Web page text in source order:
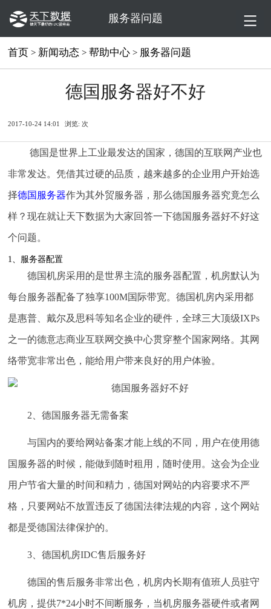
服务器问题
首页 > 新闻动态 >帮助中心 > 服务器问题
德国服务器好不好
2017-10-24 14:01 浏览: 次
德国是世界上工业最发达的国家，德国的互联网产业也
非常发达。凭借其过硬的品质，越来越多的企业用户开始选
择德国服务器作为其外贸服务器，那么德国服务器究竟怎么
样？现在就让天下数据为大家回答一下德国服务器好不好这
个问题。
1、服务器配置
德国机房采用的是世界主流的服务器配置，机房默认为
每台服务器配备了独享100M国际带宽。德国机房内采用都
是惠普、戴尔及思科等知名企业的硬件，全球三大顶级IXPs
之一的德意志商业互联网交换中心贯穿整个国家网络。其网
络带宽非常出色，能给用户带来良好的用户体验。
2、德国服务器无需备案
与国内的要给网站备案才能上线的不同，用户在使用德
国服务器的时候，能做到随时租用，随时使用。这会为企业
用户节省大量的时间和精力，德国对网站的内容要求不严
格，只要网站不放置违反了德国法律法规的内容，这个网站
都是受德国法律保护的。
3、德国机房IDC售后服务好
德国的售后服务非常出色，机房内长期有值班人员驻守
机房，提供7*24小时不间断服务，当机房服务器硬件或者网